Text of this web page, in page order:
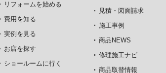
リフォームを始める
費用を知る
実例を見る
お店を探す
ショールームに行く
見積・図面請求
施工事例
商品NEWS
修理施工ナビ
商品取替情報